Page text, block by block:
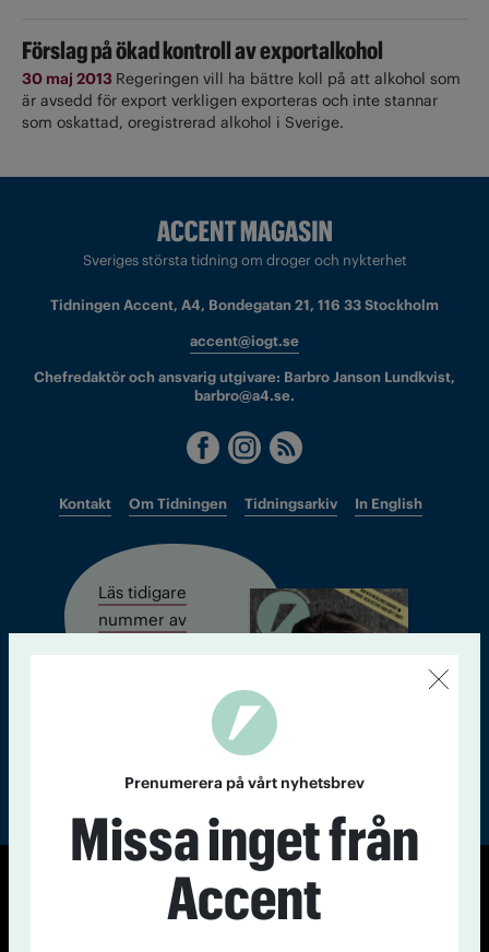
Förslag på ökad kontroll av exportalkohol
30 maj 2013 Regeringen vill ha bättre koll på att alkohol som
är avsedd för export verkligen exporteras och inte stannar
som oskattad, oregistrerad alkohol i Sverige.
Sveriges största tidning om droger och nykterhet
Tidningen Accent, A4, Bondegatan 21, 116 33 Stockholm
accent@iogt.se
Chefredaktör och ansvarig utgivare: Barbro Janson Lundkvist,
barbro@a4.se.
Kontakt Om Tidningen Tidningsarkiv In English
Läs tidigare
nummer av
© Tidningen Accent 2026
Cookiepolicy
Personuppgiftspolicy
Prenumerera på vårt nyhetsbrev
Missa inget från
Accent